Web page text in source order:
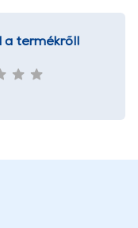
a termékről!